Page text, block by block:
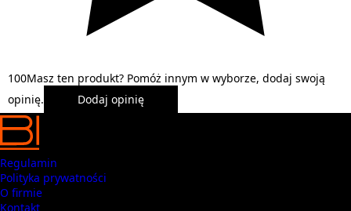
100Masz ten produkt? Pomóż innym w wyborze, dodaj swoją
opinię.
Dodaj opinię
Regulamin
Polityka prywatności
O firmie
Kontakt